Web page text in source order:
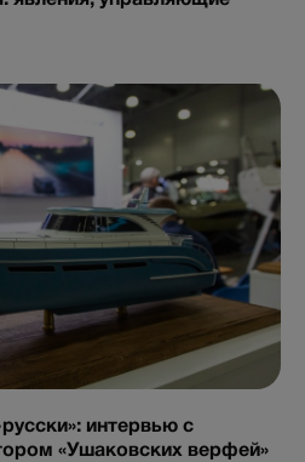
интервью с
«Ушаковских верфей»